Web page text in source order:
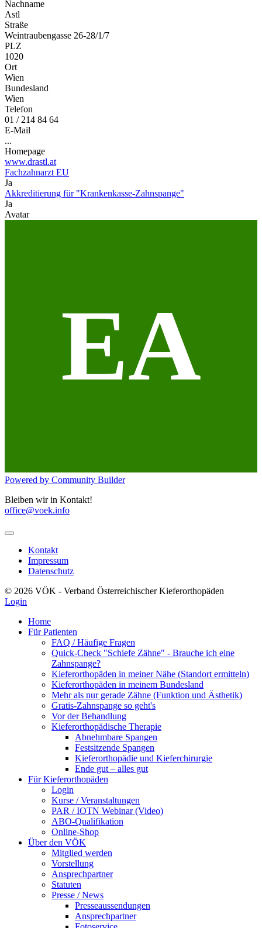
Nachname
Astl
Straße
Weintraubengasse 26-28/1/7
PLZ
1020
Ort
Wien
Bundesland
Wien
Telefon
01 / 214 84 64
E-Mail
...
Homepage
www.drastl.at
Fachzahnarzt EU
Ja
Akkreditierung für "Krankenkasse-Zahnspange"
Ja
Avatar
EA
Powered by Community Builder
Bleiben wir in Kontakt!
office@voek.info
Kontakt
Impressum
Datenschutz
© 2026 VÖK - Verband Österreichischer Kieferorthopäden
Login
Home
Für Patienten
FAQ / Häufige Fragen
Quick-Check "Schiefe Zähne" - Brauche ich eine
Zahnspange?
Kieferorthopäden in meiner Nähe (Standort ermitteln)
Kieferorthopäden in meinem Bundesland
Mehr als nur gerade Zähne (Funktion und Ästhetik)
Gratis-Zahnspange so geht's
Vor der Behandlung
Kieferorthopädische Therapie
Abnehmbare Spangen
Festsitzende Spangen
Kieferorthopädie und Kieferchirurgie
Ende gut – alles gut
Für Kieferorthopäden
Login
Kurse / Veranstaltungen
PAR / IOTN Webinar (Video)
ABO-Qualifikation
Online-Shop
Über den VÖK
Mitglied werden
Vorstellung
Ansprechpartner
Statuten
Presse / News
Presseaussendungen
Ansprechpartner